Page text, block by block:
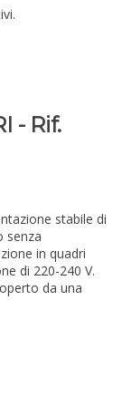
- Rif.
stabile di
senza
in quadri
di 220-240 V.
da una